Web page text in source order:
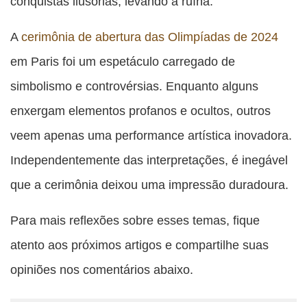
Acerimônia de abertura das Olimpíadas de 2024
em Paris foi um espetáculo carregado de
simbolismo e controvérsias. Enquanto alguns
enxergam elementos profanos e ocultos, outros
veem apenas uma performance artística inovadora.
Independentemente das interpretações, é inegável
que a cerimônia deixou uma impressão duradoura.
Para mais reflexões sobre esses temas, fique
atento aos próximos artigos e compartilhe suas
opiniões nos comentários abaixo.